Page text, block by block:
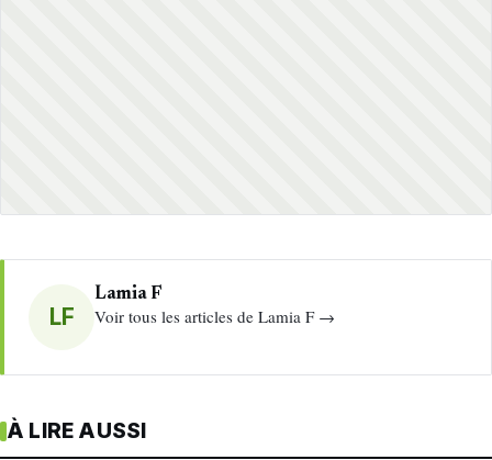
LF
Lamia F
Voir tous les articles de Lamia F →
À LIRE AUSSI